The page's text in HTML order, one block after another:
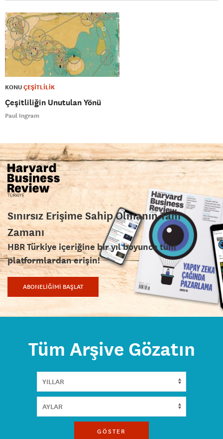
KONUÇEŞİTLİLİK
Çeşitliliğin Unutulan Yönü
Paul Ingram
Sınırsız Erişime Sahip Olmanın Tam
Zamanı
HBR Türkiye içeriğine bir yıl boyunca tüm
platformlardan erişin!
ABONELİĞİMİ BAŞLAT
Tüm Arşive Gözatın
GÖSTER